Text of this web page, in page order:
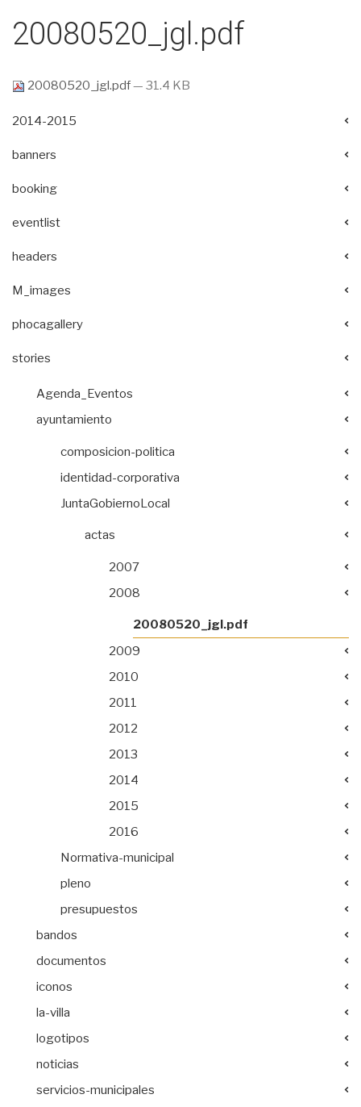
20080520_jgl.pdf
20080520_jgl.pdf— 31.4 KB
2014-2015
banners
booking
eventlist
headers
M_images
phocagallery
stories
Agenda_Eventos
ayuntamiento
composicion-politica
identidad-corporativa
JuntaGobiernoLocal
actas
2007
2008
20080520_jgl.pdf
2009
2010
2011
2012
2013
2014
2015
2016
Normativa-municipal
pleno
presupuestos
bandos
documentos
iconos
la-villa
logotipos
noticias
servicios-municipales